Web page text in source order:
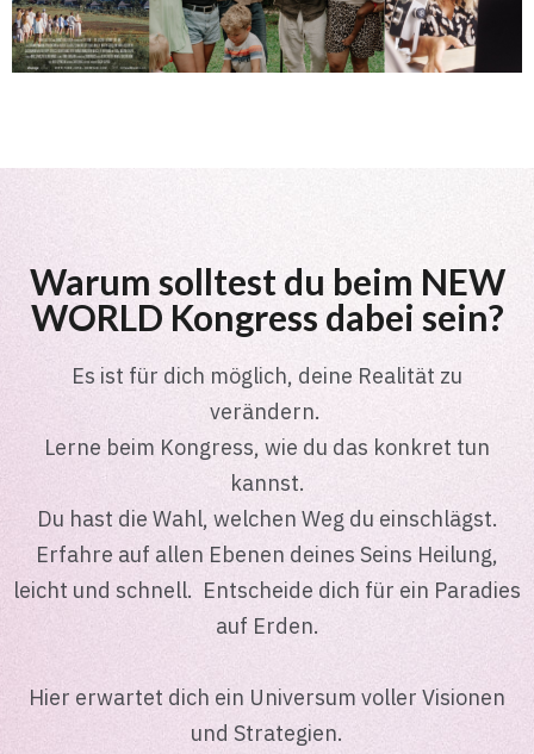
Warum solltest du beim NEW
WORLD Kongress dabei sein?
Es ist für dich möglich, deine Realität zu
verändern.
Lerne beim Kongress, wie du das konkret tun
kannst.
Du hast die Wahl, welchen Weg du einschlägst.
Erfahre auf allen Ebenen deines Seins Heilung,
leicht und schnell. Entscheide dich für ein Paradies
auf Erden.
Hier erwartet dich ein Universum voller Visionen
und Strategien.